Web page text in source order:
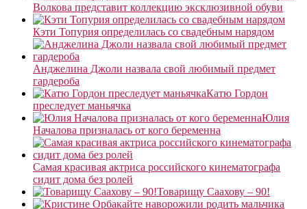
Волкова представит коллекцию эксклюзивной обуви
Кэти Топурия определилась со свадебным нарядом
Анджелина Джоли назвала свой любимый предмет
гардероба
Катю Гордон
преследует маньячка
Юлия
Началова призналась от кого беременна
Самая красивая актриса российского кинематографа
сидит дома без ролей
Товарищу Саахову – 90!